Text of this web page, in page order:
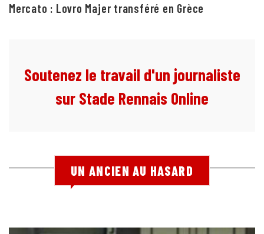
Mercato : Lovro Majer transféré en Grèce
Soutenez le travail d'un journaliste
sur Stade Rennais Online
UN ANCIEN AU HASARD